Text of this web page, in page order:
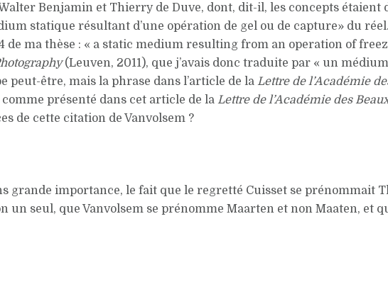
Benjamin et Thierry de Duve, dont, dit-il, les concepts
statique résultant d’une opération de gel ou de capture» du
de ma thèse : « a static medium resulting from an operation of
(Leuven, 2011), que j’avais donc traduite par « un
peut-être, mais la phrase dans l’article de la Lettre de l’Académie
présenté dans cet article de la Lettre de l’Académie des
de cette citation de Vanvolsem ?
grande importance, le fait que le regretté Cuisset se prénommait
un seul, que Vanvolsem se prénomme Maarten et non Maaten, et